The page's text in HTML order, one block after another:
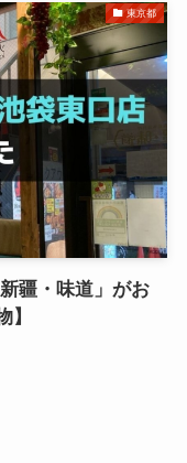
東京都
疆・味道」がお